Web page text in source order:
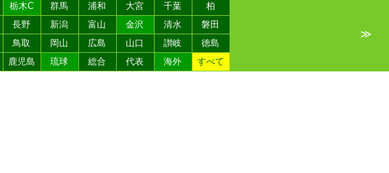
栃木C 群馬 浦和 大宮 千葉
柏
長野 新潟 富山 金沢 清水
磐田
鳥取 岡山 広島 山口 讃岐
徳島
鹿児島 琉球 総合 代表 海外 すべて
≫